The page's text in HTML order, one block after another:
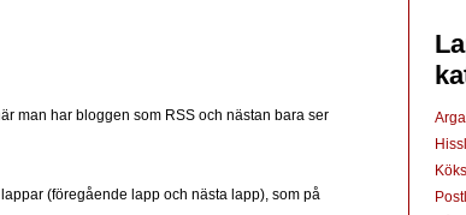
man har bloggen som RSS och nästan bara ser
(föregående lapp och nästa lapp), som på